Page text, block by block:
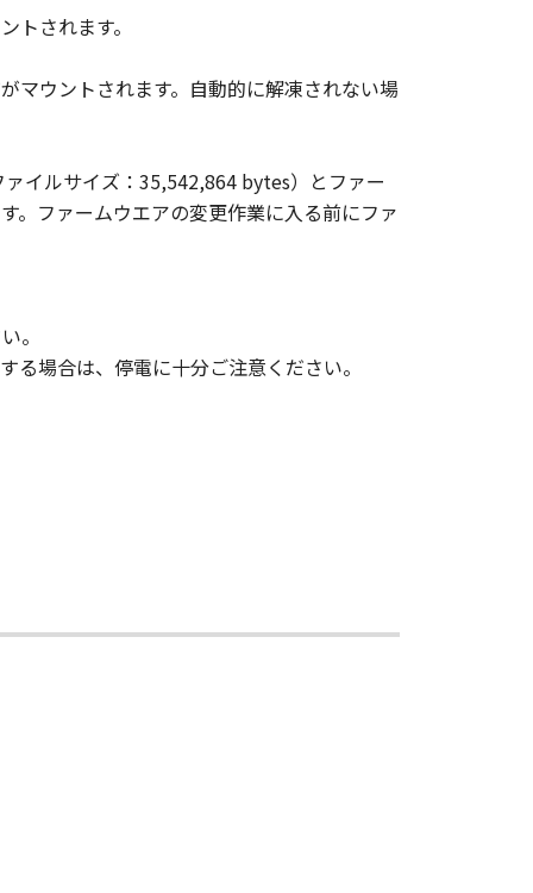
に、並びに「許諾ソフトウェ
はありません。
ア」の全部または一部を、直接
会社、キヤノンの関連会社、それ
、商品性および特定の目的への
黙示たるとを問わず一切しない
びにキヤノンのライセンサーは、
派生的または付随的な損害を含む
任を負わないものとします。
ならびにキヤノンのライセンサー
にキヤノンのライセンサーは、
ォン、タブレット端末を含む。）
有するものとします。
トされます。
マウントされます。自動的に解凍されない場
イルサイズ：35,542,864 bytes）とファー
。ファームウエアの変更作業に入る前にファ
。
る場合は、停電に十分ご注意ください。